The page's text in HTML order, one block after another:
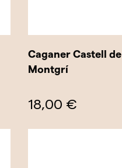
Caganer Castell de
Montgrí
18,00 €